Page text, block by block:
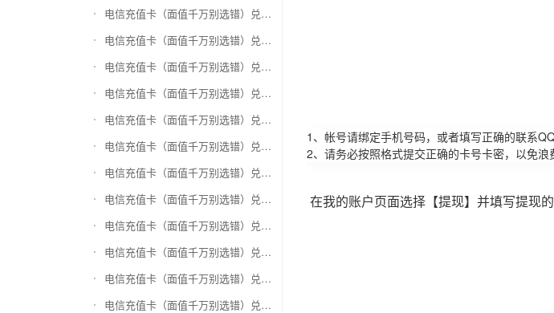
电信充值卡（面值千万别选错）兑换中国区苹果充值卡
电信充值卡（面值千万别选错）兑换账号内Q币寄售（维护中）
电信充值卡（面值千万别选错）兑换唯品会礼品卡(唯品卡)
电信充值卡（面值千万别选错）兑换万商卡
电信充值卡（面值千万别选错）兑换飞银彩虹卡
电信充值卡（面值千万别选错）兑换天猫超市卡/享淘卡
电信充值卡（面值千万别选错）兑换万里通积分卡
电信充值卡（面值千万别选错）兑换壹钱包(壹卡会)
电信充值卡（面值千万别选错）兑换去哪儿礼品卡
电信充值卡（面值千万别选错）兑换阳光卡(阳光爱车)
电信充值卡（面值千万别选错）兑换华润万家购物卡
电信充值卡（面值千万别选错）兑换华润苏果卡(苏果超市卡)（维护 请暂停提交）
1、帐号请绑定手机号码，或者填写正确的联系
2、请务必按照格式提交正确的卡号卡密，以免浪
在我的账户页面选择【提现】并填写提现